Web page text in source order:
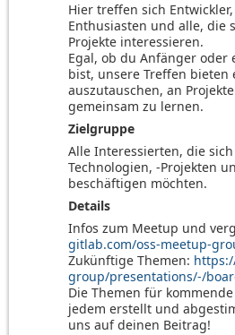
Hier treffen sich
Enthusiasten und alle, die
Projekte interessieren.
Egal, ob du Anfänger oder
bist, unsere Treffen bieten
auszutauschen, an
gemeinsam zu lernen.
Zielgruppe
Alle Interessierten, die
Technologien, -Projekten
beschäftigen möchten.
Details
Infos zum Meetup und
gitlab.com/oss-meetup-
Zukünftige Themen:
group/presentations/-/
Die Themen für
jedem erstellt und
uns auf deinen Beitrag!